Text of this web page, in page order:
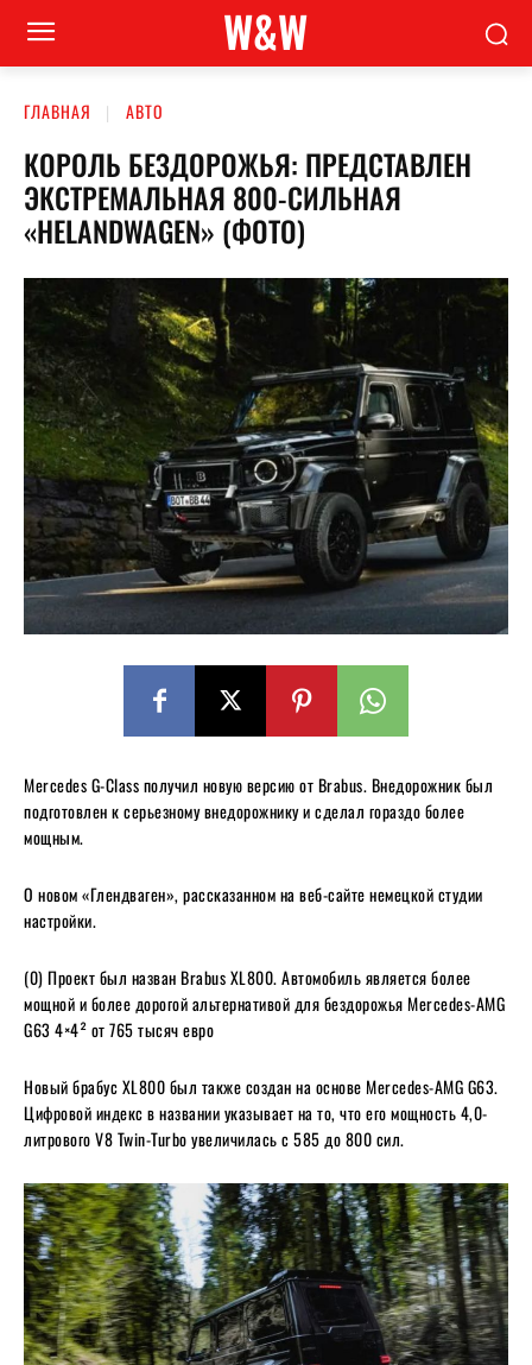
W&W
ГЛАВНАЯ АВТО
КОРОЛЬ БЕЗДОРОЖЬЯ: ПРЕДСТАВЛЕН
ЭКСТРЕМАЛЬНАЯ 800-СИЛЬНАЯ
«HELANDWAGEN» (ФОТО)
Mercedes G-Class получил новую версию от Brabus. Внедорожник был
подготовлен к серьезному внедорожнику и сделал гораздо более
мощным.
О новом «Глендваген», рассказанном на веб-сайте немецкой студии
настройки.
(0) Проект был назван Brabus XL800. Автомобиль является более
мощной и более дорогой альтернативой для бездорожья Mercedes-AMG
G63 4×4² от 765 тысяч евро
Новый брабус XL800 был также создан на основе Mercedes-AMG G63.
Цифровой индекс в названии указывает на то, что его мощность 4,0-
литрового V8 Twin-Turbo увеличилась с 585 до 800 сил.